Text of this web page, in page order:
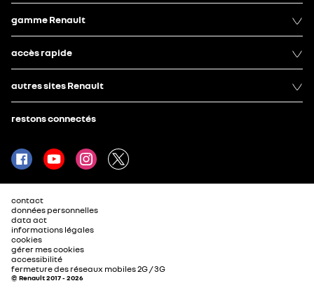
gamme Renault
accès rapide
autres sites Renault
restons connectés
contact
données personnelles
data act
informations légales
cookies
gérer mes cookies
accessibilité
fermeture des réseaux mobiles 2G / 3G
© Renault 2017 - 2026